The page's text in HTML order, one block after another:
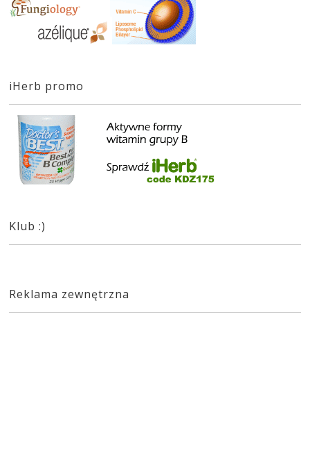
iHerb promo
Klub :)
Reklama zewnętrzna